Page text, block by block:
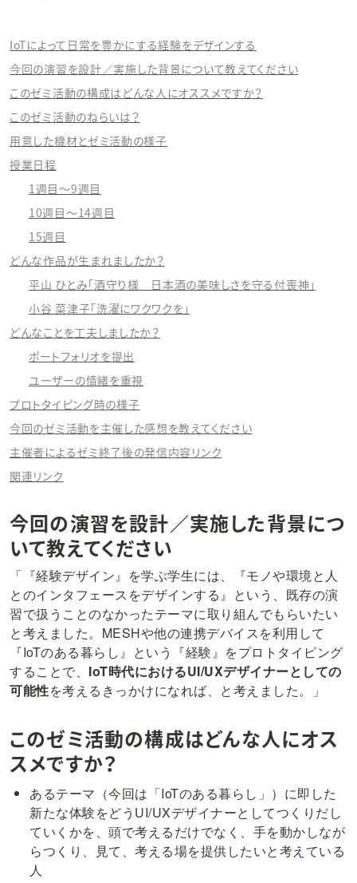
IoTによって日常を豊かにする経験をデザインする
今回の演習を設計／実施した背景について教えてください
このゼミ活動の構成はどんな人にオススメですか？
このゼミ活動のねらいは？
用意した機材とゼミ活動の様子
授業日程
1週目〜9週目
10週目〜14週目
15週目
どんな作品が生まれましたか？
平山 ひとみ「酒守り様 日本酒の美味しさを守る付喪神」
小谷 菜津子「洗濯にワクワクを」
どんなことを工夫しましたか？
ポートフォリオを提出
ユーザーの情緒を重視
プロトタイピング時の様子
今回のゼミ活動を主催した感想を教えてください
主催者によるゼミ終了後の発信内容リンク
関連リンク
今回の演習を設計／実施した背景につ
いて教えてください
「『経験デザイン』を学ぶ学生には、『モノや環境と人
とのインタフェースをデザインする』という、既存の演
習で扱うことのなかったテーマに取り組んでもらいたい
と考えました。 MESHや他の連携デバイスを利用して
『IoTのある暮らし』という『経験』をプロトタイピング
することで、 IoT時代におけるUI/UXデザイナーとしての
可能性を考えるきっかけになれば、と考えました。」
このゼミ活動の構成はどんな人にオス
スメですか？
あるテーマ（今回は「IoTのある暮らし」）に即した
新たな体験をどうUI/UXデザイナーとしてつくりだし
ていくかを、頭で考えるだけでなく、手を動かしなが
らつくり、見て、考える場を提供したいと考えている
人